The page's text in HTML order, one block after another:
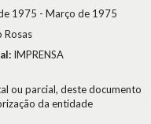
1975 - Março de 1975
Rosas
IMPRENSA
ou parcial, deste documento
da entidade